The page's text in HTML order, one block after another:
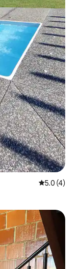
從 4 則評
5.0 (4)